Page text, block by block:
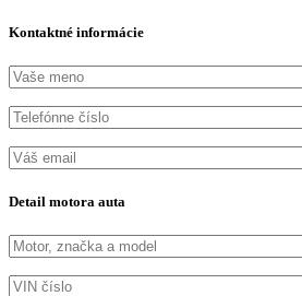
Kontaktné informácie
Detail motora auta